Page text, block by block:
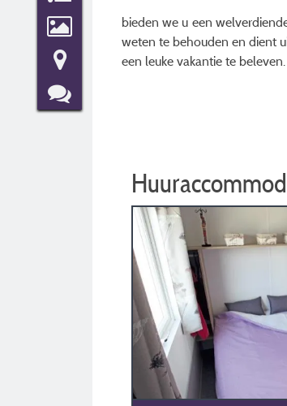
bieden we u een
weten te behouden en dient
een leuke vakantie te beleven.